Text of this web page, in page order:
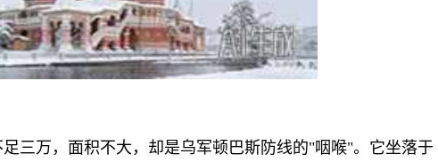
三万，面积不大，却是乌军顿巴斯防线的"咽喉"。它坐落于